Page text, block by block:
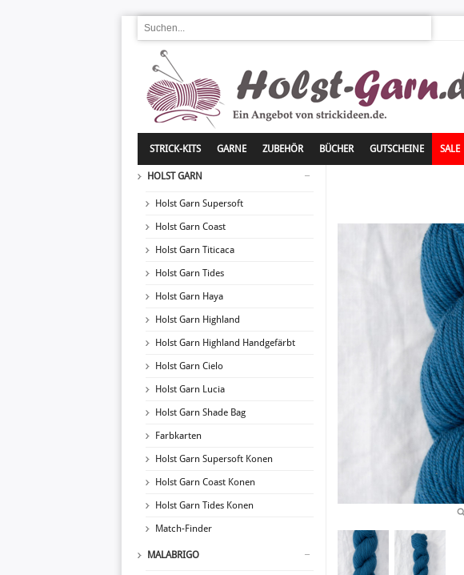
STRICK-KITS GARNE ZUBEHÖR BÜCHER GUTSCHEINE SALE
HOLST GARN
Holst Garn Supersoft
Holst Garn Coast
Holst Garn Titicaca
Holst Garn Tides
Holst Garn Haya
Holst Garn Highland
Holst Garn Highland Handgefärbt
Holst Garn Cielo
Holst Garn Lucia
Holst Garn Shade Bag
Farbkarten
Holst Garn Supersoft Konen
Holst Garn Coast Konen
Holst Garn Tides Konen
Match-Finder
MALABRIGO